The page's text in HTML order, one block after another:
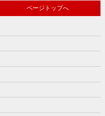
ページトップへ